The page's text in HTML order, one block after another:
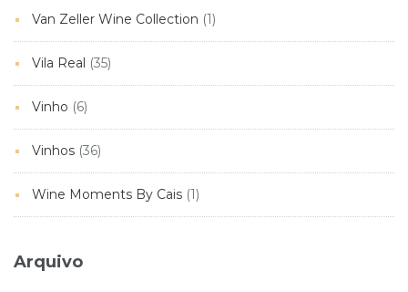
Van Zeller Wine Collection (1)
Vila Real (35)
Vinho (6)
Vinhos (36)
Wine Moments By Cais (1)
Arquivo